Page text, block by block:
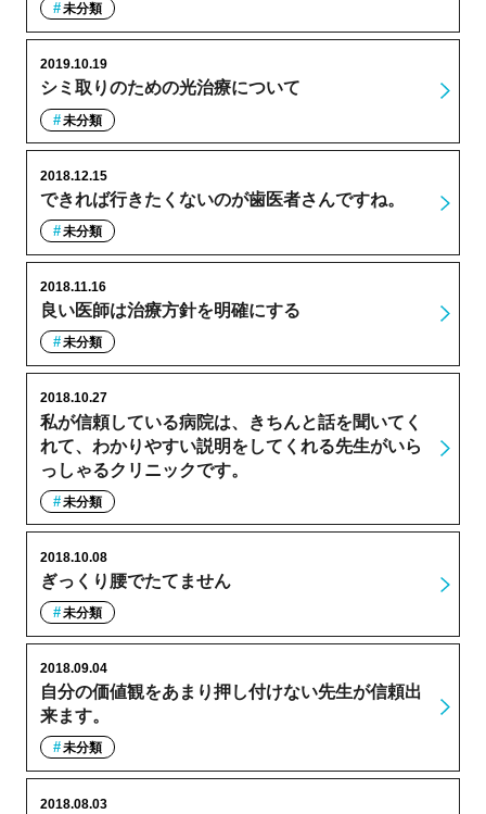
未分類
シミ取りのための光治療について
2019.10.19
未分類
できれば行きたくないのが歯医者さんですね。
2018.12.15
未分類
良い医師は治療方針を明確にする
2018.11.16
未分類
私が信頼している病院は、きちんと話を聞いてく
れて、わかりやすい説明をしてくれる先生がいら
っしゃるクリニックです。
2018.10.27
未分類
ぎっくり腰でたてません
2018.10.08
未分類
自分の価値観をあまり押し付けない先生が信頼出
来ます。
2018.09.04
未分類
2018.08.03